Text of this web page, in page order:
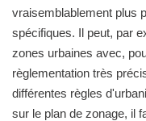
vraisemblablement plus
spécifiques. Il peut, par
zones urbaines avec,
règlementation très
différentes règles
sur le plan de zonage, il